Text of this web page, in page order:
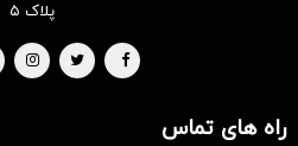
پلاک ۵
راه های تماس